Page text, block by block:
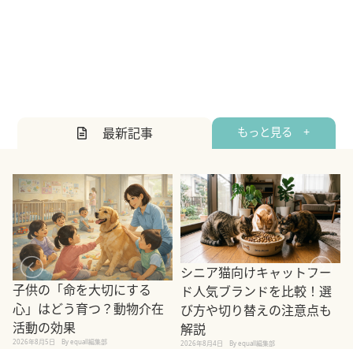
最新記事 もっと見る +
子供の「命を大切にする
心」はどう育つ？動物介在
活動の効果
2026年8月5日 By equall編集部
シニア猫向けキャットフー
ド人気ブランドを比較！選
び方や切り替えの注意点も
解説
2026年8月4日 By equall編集部